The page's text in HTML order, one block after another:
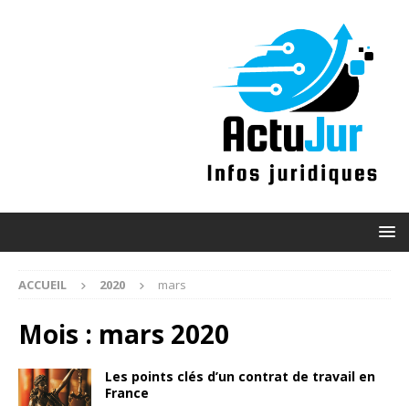
ACCUEIL 2020 mars
Mois : mars 2020
Les points clés d’un contrat de travail en
France